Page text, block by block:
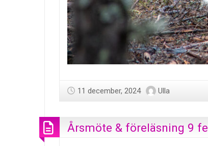
11 december, 2024 Ulla
Årsmöte & föreläsning 9